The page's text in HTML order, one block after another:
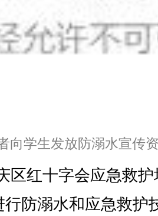
向学生发放防溺水宣传
区红十字会应急救
防溺水和应急救护